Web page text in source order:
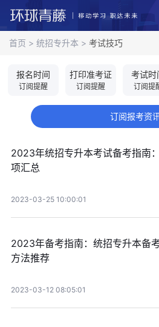
首页 > 统招专升本 > 考试技巧
报名时间
订阅提醒
打印准考证
订阅提醒
考试时
订阅提
订阅报考资讯
2023年统招专升本考试备考指南
项汇总
2023-03-25 10:00:01
2023年备考指南：统招专升本备
方法推荐
2023-03-12 08:05:01